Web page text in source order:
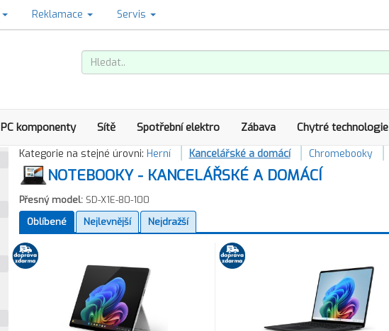
Reklamace Servis
PC komponenty Sítě Spotřební elektro Zábava Chytré technologie
Kategorie na stejné úrovni: Herní Kancelářské a domácí Chromebooky
NOTEBOOKY - KANCELÁŘSKÉ A DOMÁCÍ
Přesný model:SD-X1E-80-100
Oblíbené
Nejlevnější Nejdražší